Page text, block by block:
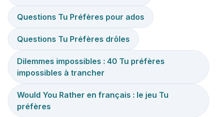
Questions Tu Préfères pour ados
Questions Tu Préfères drôles
Dilemmes impossibles : 40 Tu préfères
impossibles à trancher
Would You Rather en français : le jeu Tu
préfères